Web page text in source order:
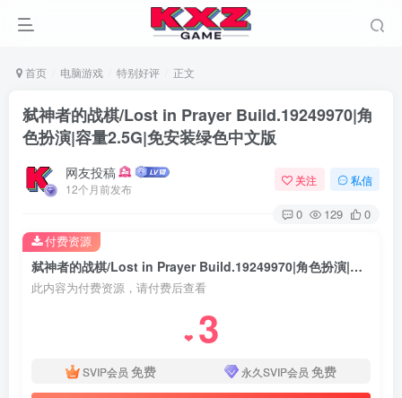
首页 电脑游戏 特别好评 正文
弑神者的战棋/Lost in Prayer Build.19249970|角
色扮演|容量2.5G|免安装绿色中文版
网友投稿
12个月前发布
关注 私信
0 129 0
弑神者的战棋/Lost in Prayer Build.19249970|角色扮演|容量2.5G|免安装绿色中文版
此内容为付费资源，请付费后查看
❤ 3
SVIP会员 免费 永久SVIP会员 免费
付费资源